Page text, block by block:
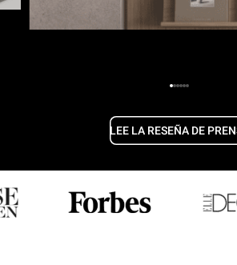
LEE LA RESEÑA DE